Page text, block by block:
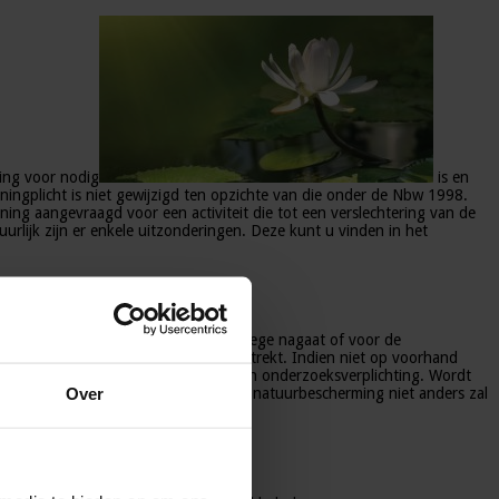
Over
voor nodig
is en
is niet gewijzigd ten opzichte van die onder de Nbw 1998.
aangevraagd voor een activiteit die tot een verslechtering van de
zijn er enkele uitzonderingen. Deze kunt u vinden in het
houdt ook in dat het college nagaat of voor de
ver deze onderzoeksverplichting strekt. Indien niet op voorhand
inhoudt, heeft het college een onderzoeksverplichting. Wordt
verwacht dat dit onder de Wet natuurbescherming niet anders zal